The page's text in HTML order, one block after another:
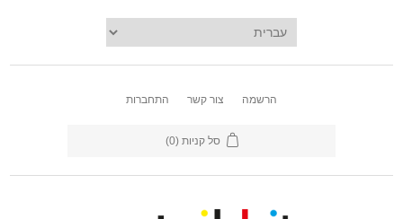
הרשמה צור קשר התחברות
סל קניות (0)